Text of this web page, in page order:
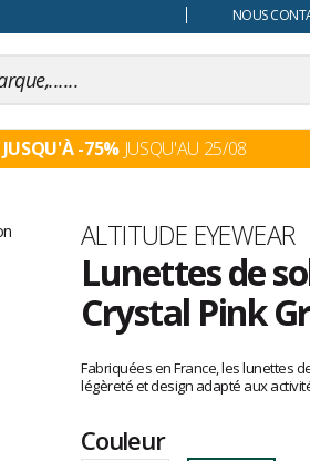
NOUS
JUSQU'À -75%JUSQU'AU 25/08
Marque
ALTITUDE EYEWEAR
Lunettes de
Crystal Pink
avis
clients
Fabriquées en France, les lunettes
légèreté et design adapté aux
Couleur